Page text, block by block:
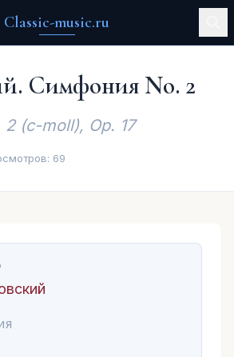
Classic-music.ru
Симфония No. 2
(c-moll), Op. 17
69